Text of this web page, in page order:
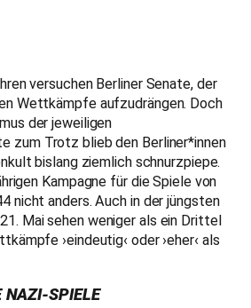
versuchen Berliner Senate, der
Wettkämpfe aufzudrängen. Doch
der jeweiligen
zum Trotz blieb den Berliner*innen
bislang ziemlich schnurzpiepe.
Kampagne für die Spiele von
nicht anders. Auch in der jüngsten
Mai sehen weniger als ein Drittel
›eindeutig‹ oder ›eher‹ als
NAZI-SPIELE